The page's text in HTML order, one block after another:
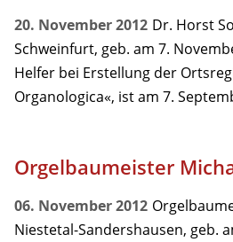
20. November 2012 Dr. Horst
Schweinfurt, geb. am 7.
Helfer bei Erstellung der
Organologica«, ist am 7.
Orgelbaumeister
06. November 2012
Niestetal-Sandershausen, geb.